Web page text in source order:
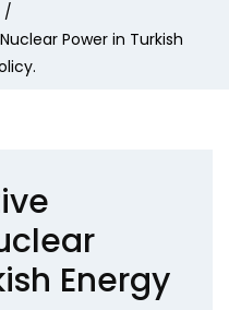
/
Power in Turkish
Energy